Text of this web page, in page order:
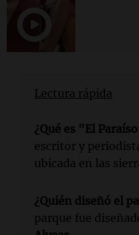
Lectura rápida
¿Qué es "El
escritor y
ubicada en las
¿Quién diseñó el
parque fue